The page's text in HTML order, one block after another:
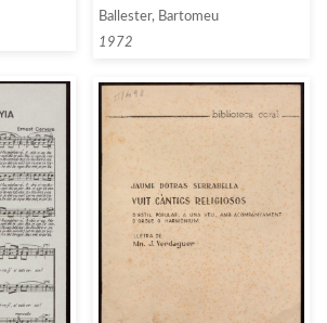
Ballester, Bartomeu
1972